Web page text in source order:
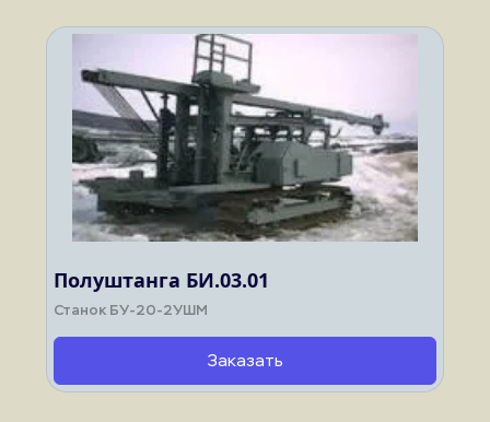
Полуштанга БИ.03.01
Станок БУ-20-2УШМ
Заказать